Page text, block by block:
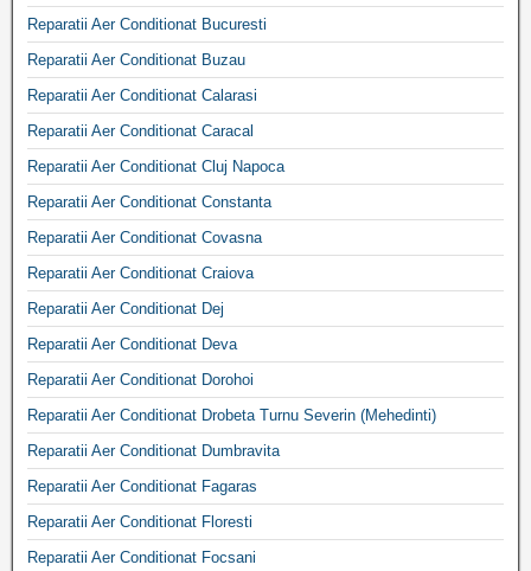
Reparatii Aer Conditionat Bucuresti
Reparatii Aer Conditionat Buzau
Reparatii Aer Conditionat Calarasi
Reparatii Aer Conditionat Caracal
Reparatii Aer Conditionat Cluj Napoca
Reparatii Aer Conditionat Constanta
Reparatii Aer Conditionat Covasna
Reparatii Aer Conditionat Craiova
Reparatii Aer Conditionat Dej
Reparatii Aer Conditionat Deva
Reparatii Aer Conditionat Dorohoi
Reparatii Aer Conditionat Drobeta Turnu Severin (Mehedinti)
Reparatii Aer Conditionat Dumbravita
Reparatii Aer Conditionat Fagaras
Reparatii Aer Conditionat Floresti
Reparatii Aer Conditionat Focsani